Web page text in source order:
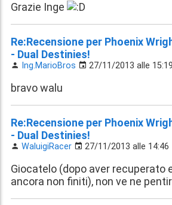
Grazie Inge
Re:Recensione per Phoenix
- Dual Destinies!
Ing.MarioBros 27/11/2013 alle 15:19
bravo walu
Re:Recensione per Phoenix
- Dual Destinies!
WaluigiRacer 27/11/2013 alle 14:46
Giocatelo (dopo aver recuperato
ancora non finiti), non ve ne